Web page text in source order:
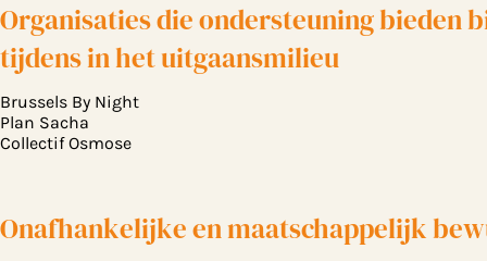
Organisaties die ondersteuning bieden
tijdens in het uitgaansmilieu
Brussels By Night
Plan Sacha
Collectif Osmose
Onafhankelijke en maatschappelijk